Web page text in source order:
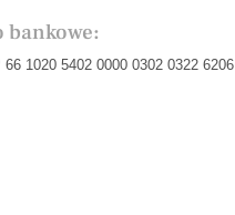
bankowe:
66 1020 5402 0000 0302 0322 6206